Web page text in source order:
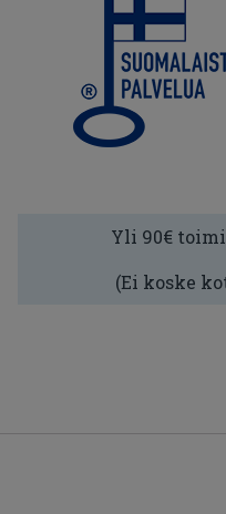
Yli 90€
(Ei koske